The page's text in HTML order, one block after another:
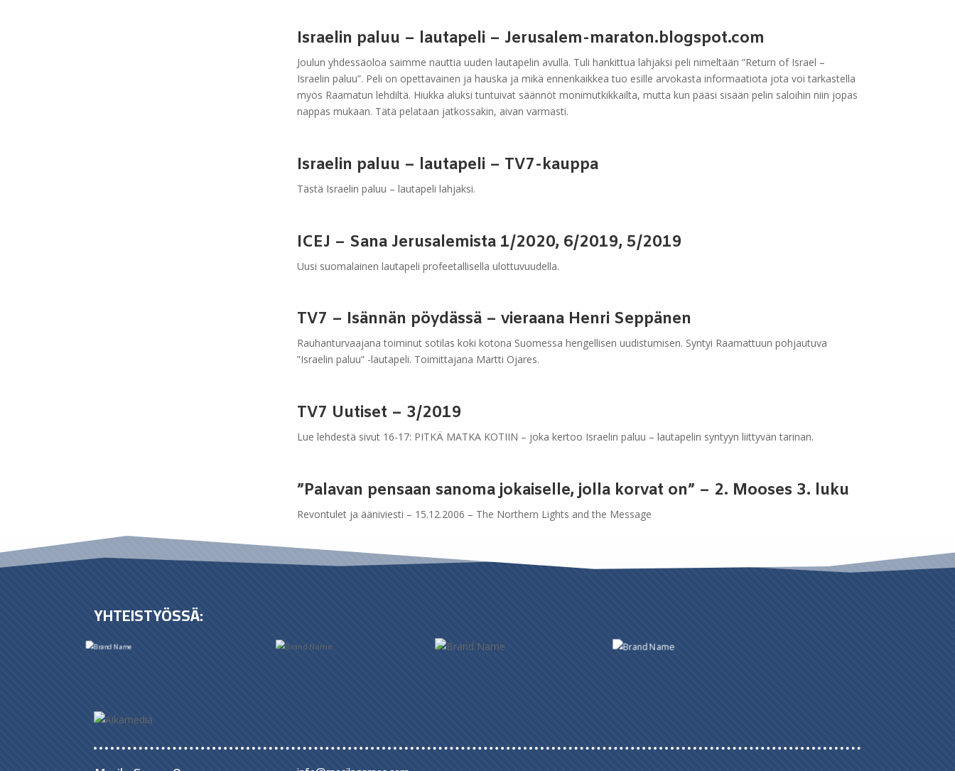
Israelin paluu – lautapeli – Jerusalem-maraton.blogspot.com
Joulun yhdessäoloa saimme nauttia uuden lautapelin avulla. Tuli hankittua lahjaksi peli nimeltään ”Return of Israel –
Israelin paluu”. Peli on opettavainen ja hauska ja mikä ennenkaikkea tuo esille arvokasta informaatiota jota voi tarkastella
myös Raamatun lehdiltä. Hiukka aluksi tuntuivat säännöt monimutkikkailta, mutta kun pääsi sisään pelin saloihin niin jopas
nappas mukaan. Tätä pelataan jatkossakin, aivan varmasti.
Israelin paluu – lautapeli – TV7-kauppa
Tästä Israelin paluu – lautapeli lahjaksi.
ICEJ – Sana Jerusalemista 1/2020, 6/2019, 5/2019
Uusi suomalainen lautapeli profeetallisella ulottuvuudella.
TV7 – Isännän pöydässä – vieraana Henri Seppänen
Rauhanturvaajana toiminut sotilas koki kotona Suomessa hengellisen uudistumisen. Syntyi Raamattuun pohjautuva
”Israelin paluu” -lautapeli. Toimittajana Martti Ojares.
TV7 Uutiset – 3/2019
Lue lehdestä sivut 16-17: PITKÄ MATKA KOTIIN – joka kertoo Israelin paluu – lautapelin syntyyn liittyvän tarinan.
”Palavan pensaan sanoma jokaiselle, jolla korvat on” – 2. Mooses 3. luku
Revontulet ja ääniviesti – 15.12.2006 – The Northern Lights and the Message
YHTEISTYÖSSÄ: